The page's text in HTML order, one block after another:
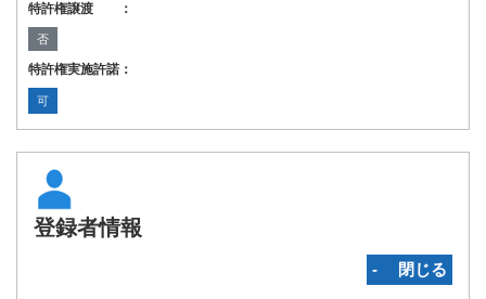
特許権譲渡 ：
否
特許権実施許諾：
可
登録者情報
‐ 閉じる